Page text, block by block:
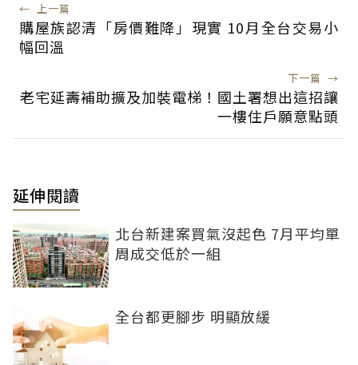
← 上一篇
購屋族認清「房價難降」現實 10月全台交易小
幅回溫
下一篇 →
老宅延壽補助擴及加裝電梯！國土署想出這招讓
一樓住戶願意點頭
延伸閱讀
北台新建案買氣沒起色 7月平均單
周成交低於一組
全台都更腳步 明顯放緩